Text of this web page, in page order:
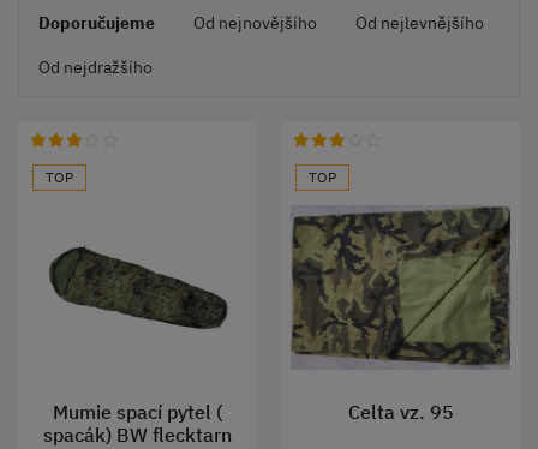
Doporučujeme Od nejnovějšího Od nejlevnějšího
Od nejdražšího
TOP
Mumie spací pytel (
spacák) BW flecktarn
TOP
Celta vz. 95